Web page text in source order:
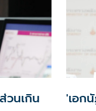
วนเกิน
'เอก